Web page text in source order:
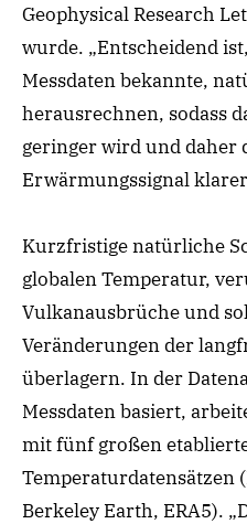
Geophysical Research
wurde. „Entscheidend
Messdaten bekannte,
herausrechnen, sodass
geringer wird und daher
Erwärmungssignal
Kurzfristige natürliche
globalen Temperatur,
Vulkanausbrüche und
Veränderungen der
überlagern. In der
Messdaten basiert,
mit fünf großen
Temperaturdatensätzen
Berkeley Earth, ERA5).